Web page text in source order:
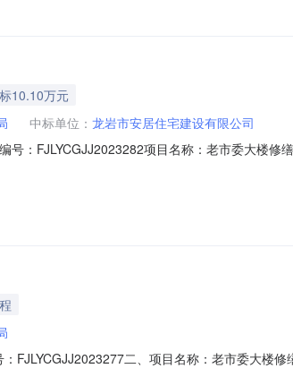
10.10万元
中标单位： 龙岩市安居住宅建设有限公司
：FJLYCGJJ2023282项目名称：老市委大楼
质性响应竞价文件。成交供应商龙岩市安居住宅
FJLYCGJJ2023277二、项目名称：老市委大楼